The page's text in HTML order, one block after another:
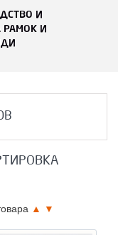
И
И
▲ ▼